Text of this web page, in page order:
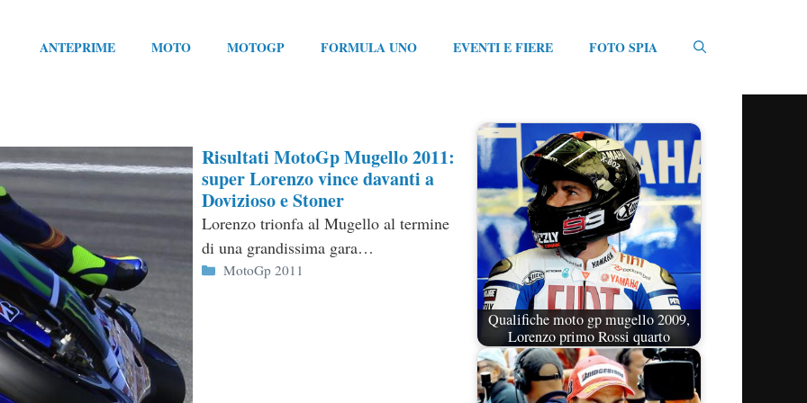
ANTEPRIME MOTO MOTOGP FORMULA UNO EVENTI E FIERE FOTO SPIA
Risultati MotoGp Mugello 2011:
super Lorenzo vince davanti a
Dovizioso e Stoner
Lorenzo trionfa al Mugello al termine
di una grandissima gara…
Categorie
MotoGp 2011
Qualifiche moto gp mugello 2009,
Lorenzo primo Rossi quarto